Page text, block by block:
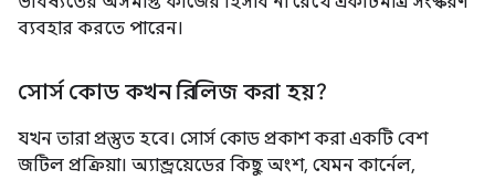
ব্যবহার করতে পারেন।
সোর্স কোড কখন রিলিজ করা হয়?
যখন তারা প্রস্তুত হবে। সোর্স কোড প্রকাশ করা একটি বেশ
জটিল প্রক্রিয়া। অ্যান্ড্রয়েডের কিছু অংশ, যেমন কার্নেল,